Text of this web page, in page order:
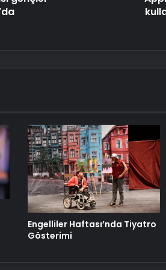
Engelliler Haftası’nda Tiyatro
Gösterimi